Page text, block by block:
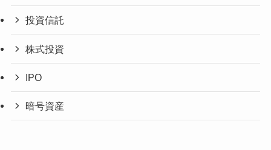
投資信託
株式投資
IPO
暗号資産